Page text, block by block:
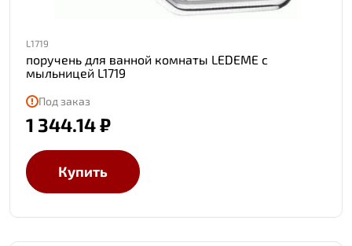
L1719
поручень для ванной комнаты LEDEME с
мыльницей L1719
Под заказ
1 344.14 ₽
Купить